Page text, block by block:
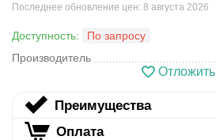
Последнее обновление цен: 8 августа 2026
Доступность:
По запросу
Производитель
Отложить
Преимущества
Оплата